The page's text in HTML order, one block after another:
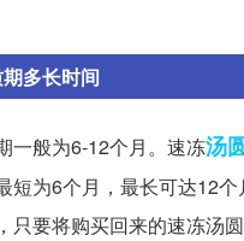
多长时间
一般为6-12个月。速冻汤
短为6个月，最长可达12
只要将购买回来的速冻汤